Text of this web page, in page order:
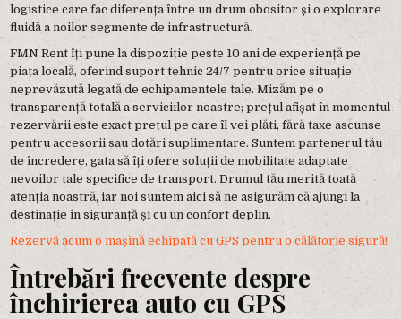
logistice care fac diferența între un drum obositor și o explorare
fluidă a noilor segmente de infrastructură.
FMN Rent îți pune la dispoziție peste 10 ani de experiență pe
piața locală, oferind suport tehnic 24/7 pentru orice situație
neprevăzută legată de echipamentele tale. Mizăm pe o
transparență totală a serviciilor noastre; prețul afișat în momentul
rezervării este exact prețul pe care îl vei plăti, fără taxe ascunse
pentru accesorii sau dotări suplimentare. Suntem partenerul tău
de încredere, gata să îți ofere soluții de mobilitate adaptate
nevoilor tale specifice de transport. Drumul tău merită toată
atenția noastră, iar noi suntem aici să ne asigurăm că ajungi la
destinație în siguranță și cu un confort deplin.
Rezervă acum o mașină echipată cu GPS pentru o călătorie sigură!
Întrebări frecvente despre
închirierea auto cu GPS